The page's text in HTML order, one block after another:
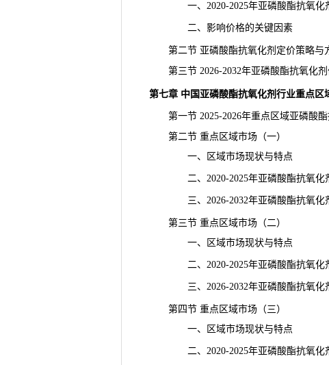
一、2020-2025年亚磷酸酯抗氧化
二、影响价格的关键因素
第二节 亚磷酸酯抗氧化剂定价策略与
第三节 2026-2032年亚磷酸酯抗氧化剂
第七章 中国亚磷酸酯抗氧化剂行业重点区
第一节 2025-2026年重点区域亚磷酸酯
第二节 重点区域市场（一）
一、区域市场现状与特点
二、2020-2025年亚磷酸酯抗氧化剂
三、2026-2032年亚磷酸酯抗氧化剂
第三节 重点区域市场（二）
一、区域市场现状与特点
二、2020-2025年亚磷酸酯抗氧化剂
三、2026-2032年亚磷酸酯抗氧化剂
第四节 重点区域市场（三）
一、区域市场现状与特点
二、2020-2025年亚磷酸酯抗氧化剂